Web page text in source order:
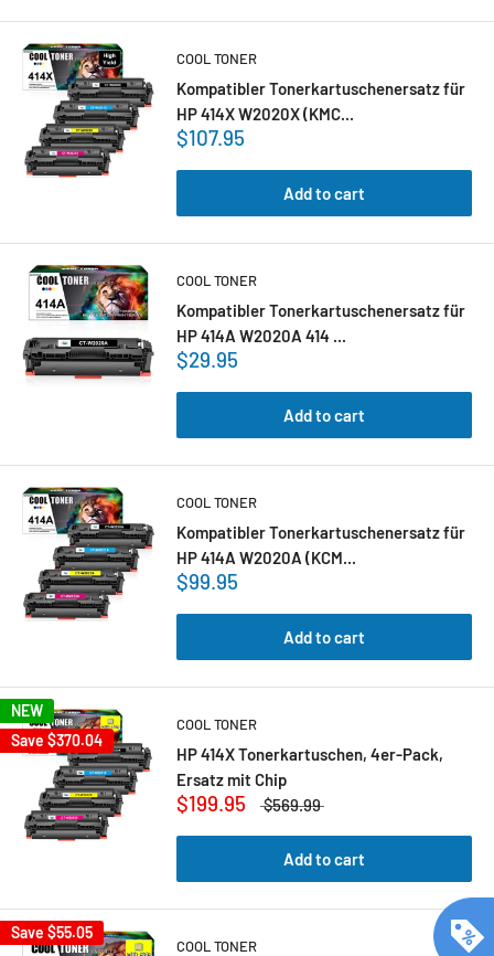
COOL TONER
Kompatibler Tonerkartuschenersatz für
HP 414X W2020X (KMC...
$107.95
Add to cart
COOL TONER
Kompatibler Tonerkartuschenersatz für
HP 414A W2020A 414 ...
$29.95
Add to cart
COOL TONER
Kompatibler Tonerkartuschenersatz für
HP 414A W2020A (KCM...
$99.95
Add to cart
NEW
Save $370.04
COOL TONER
HP 414X Tonerkartuschen, 4er-Pack,
Ersatz mit Chip
$199.95 $569.99
Add to cart
Save $55.05
COOL TONER